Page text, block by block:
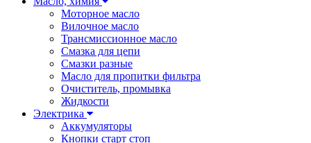
Моторное масло
Вилочное масло
Трансмиссионное масло
Смазка для цепи
Смазки разные
Масло для пропитки фильтра
Очиститель, промывка
Жидкости
Электрика
Аккумуляторы
Кнопки старт стоп